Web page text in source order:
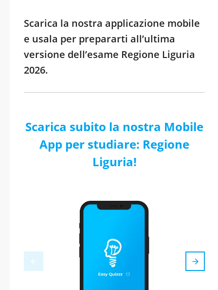
Scarica la nostra applicazione mobile
e usala per prepararti all’ultima
versione dell’esame Regione Liguria
2026.
Scarica subito la nostra Mobile
App per studiare: Regione
Liguria!